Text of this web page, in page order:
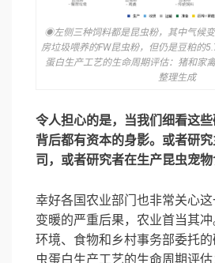
◉左侧三种饲料都是昆虫粉，其中气候
房垃圾喂养的FW昆虫粉，但仍是豆粕的
蛋白生产工艺的生命周期评估：猪和家
整理生成
令人担心的是，当我们细看这
背后都有资本的身影。或者研
司，或者研究者在生产昆虫宠物
幸好各国农业部门也非常关心
变暖的严重后果，农业首当其
环境、食物和乡村事务部委托
虫蛋白生产工艺的生命周期评